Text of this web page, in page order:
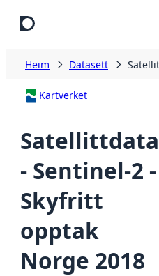
Heim Datasett
Kartverket
Satellittdata
- Sentinel-2 -
Skyfritt
opptak
Norge 2018